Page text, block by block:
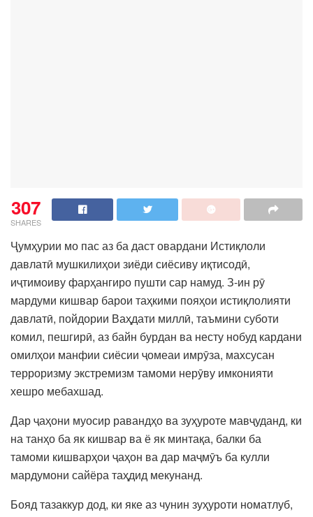
307
SHARES
Ҷумҳурии мо пас аз ба даст овардани Истиқлоли
давлатӣ мушкилиҳои зиёди сиёсиву иқтисодӣ,
иҷтимоиву фарҳангиро пушти сар намуд. З-ин рӯ
мардуми кишвар барои таҳкими пояҳои истиқлолияти
давлатӣ, пойдории Ваҳдати миллӣ, таъмини суботи
комил, пешгирӣ, аз байн бурдан ва несту нобуд кардани
омилҳои манфии сиёсии ҷомеаи имрӯза, махсусан
терроризму экстремизм тамоми нерӯву имконияти
хешро мебахшад.
Дар ҷаҳони муосир равандҳо ва зуҳуроте мавҷуданд, ки
на танҳо ба як кишвар ва ё як минтақа, балки ба
тамоми кишварҳои ҷаҳон ва дар маҷмӯъ ба кулли
мардумони сайёра таҳдид мекунанд.
Бояд тазаккур дод, ки яке аз чунин зуҳуроти номатлуб,